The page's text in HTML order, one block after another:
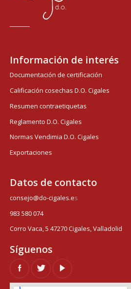
Información de interés
Documentación de certificación
Calificación cosechas D.O. Cigales
Resumen contraetiquetas
Reglamento D.O. Cigales
Normas Vendimia D.O. Cigales
Exportaciones
Datos de contacto
consejo@do-cigales.es
983 580 074
Corro Vaca, 5 47270 Cigales, Valladolid
Síguenos